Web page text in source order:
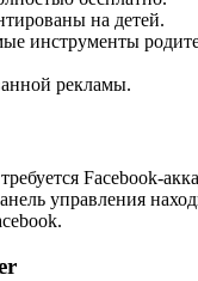
на детей.
инструменты
рекламы.
Facebook-
управления